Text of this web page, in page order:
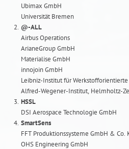
Ubimax GmbH
Universität Bremen
@-ALL
Airbus Operations
ArianeGroup GmbH
Materialise GmbH
innojoin GmbH
Leibniz-Institut für
Alfred-Wegener-Institut, Helmholtz-
HSSL
DSI Aerospace Technologie GmbH
SmartSens
FFT Produktionssysteme GmbH & Co.
OHS Engineering GmbH